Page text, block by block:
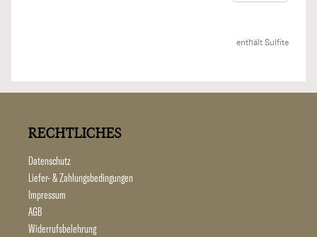
enthält Sulfite
RECHTLICHES
Datenschutz
Liefer- & Zahlungsbedingungen
Impressum
AGB
Widerrufsbelehrung